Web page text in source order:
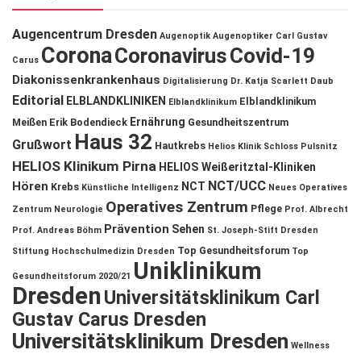
Augencentrum Dresden Augenoptik Augenoptiker Carl Gustav
Carus CoronaCoronavirusCovid-19
Diakonissenkrankenhaus Digitalisierung Dr. Katja Scarlett Daub
Editorial ELBLANDKLINIKEN Elblandklinikum Elblandklinikum
Meißen Erik Bodendieck Ernährung Gesundheitszentrum
Grußwort Haus 32 Hautkrebs Helios Klinik Schloss Pulsnitz
HELIOS Klinikum Pirna HELIOS Weißeritztal-Kliniken
Hören Krebs Künstliche Intelligenz NCT NCT/UCC Neues Operatives
Zentrum Neurologie Operatives Zentrum Pflege Prof. Albrecht
Prof. Andreas Böhm Prävention Sehen St. Joseph-Stift Dresden
Stiftung Hochschulmedizin Dresden Top Gesundheitsforum Top
Gesundheitsforum 2020/21 Uniklinikum
DresdenUniversitätsklinikum Carl
Gustav Carus Dresden
Universitätsklinikum Dresden Wellness